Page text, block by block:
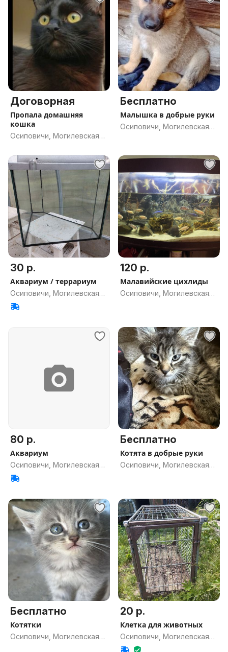
Договорная
Пропала домашняя
кошка
Осиповичи, Могилевская
Бесплатно
Малышка в добрые руки
Осиповичи, Могилевская
30 р.
Аквариум / террариум
Осиповичи, Могилевская
обл.
120 р.
Малавийские цихлиды
Осиповичи, Могилевская
80 р.
Аквариум
Осиповичи, Могилевская
обл.
Бесплатно
Котята в добрые руки
Осиповичи, Могилевская
Бесплатно
Котятки
Осиповичи, Могилевская
20 р.
Клетка для животных
Осиповичи, Могилевская
обл.